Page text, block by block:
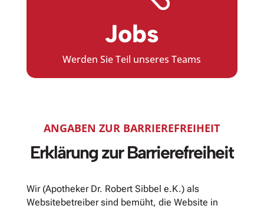
Jobs
Werden Sie Teil unseres Teams
ANGABEN ZUR BARRIEREFREIHEIT
Erklärung zur Barrierefreiheit
Wir (Apotheker Dr. Robert Sibbel e.K.) als
Websitebetreiber sind bemüht, die Website in